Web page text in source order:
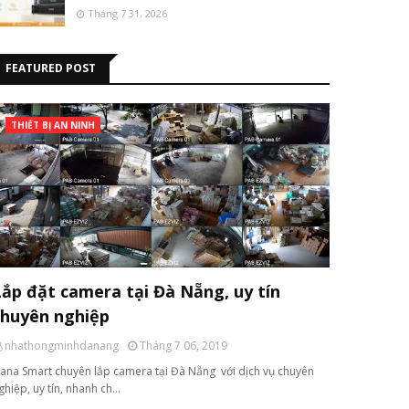
Tháng 7 31, 2026
FEATURED POST
THIẾT BỊ AN NINH
đặt camera tại Đà Nẵng, uy tín
nghiệp
nhathongminhdanang
Tháng 7 06, 2019
Smart chuyên lắp camera tại Đà Nẵng với dịch vụ chuyên
uy tín, nhanh ch…